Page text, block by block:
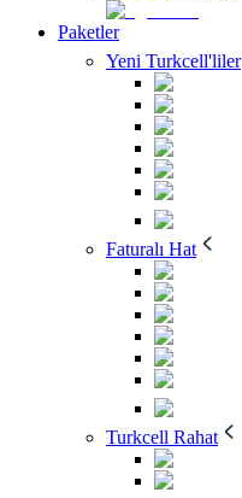
Paketler
Yeni Turkcell'liler
Faturalı Hat
Turkcell Rahat